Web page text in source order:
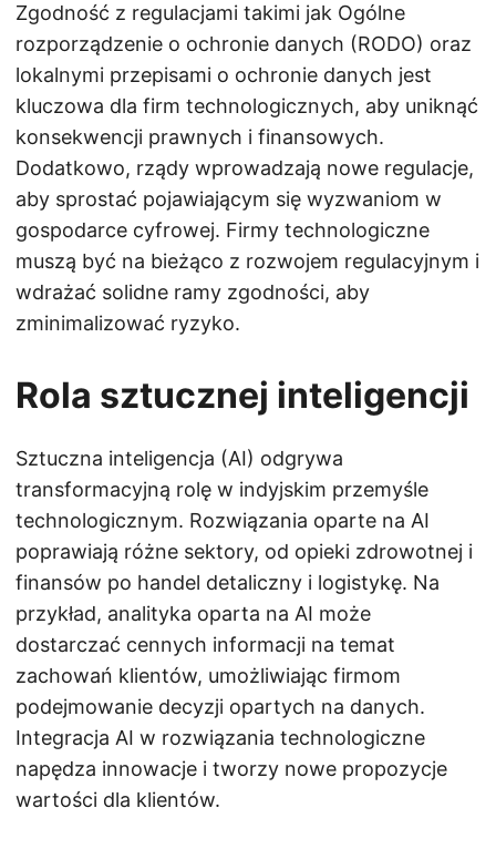
Zgodność z regulacjami takimi jak Ogólne
rozporządzenie o ochronie danych (RODO) oraz
lokalnymi przepisami o ochronie danych jest
kluczowa dla firm technologicznych, aby uniknąć
konsekwencji prawnych i finansowych.
Dodatkowo, rządy wprowadzają nowe regulacje,
aby sprostać pojawiającym się wyzwaniom w
gospodarce cyfrowej. Firmy technologiczne
muszą być na bieżąco z rozwojem regulacyjnym i
wdrażać solidne ramy zgodności, aby
zminimalizować ryzyko.
Rola sztucznej inteligencji
Sztuczna inteligencja (AI) odgrywa
transformacyjną rolę w indyjskim przemyśle
technologicznym. Rozwiązania oparte na AI
poprawiają różne sektory, od opieki zdrowotnej i
finansów po handel detaliczny i logistykę. Na
przykład, analityka oparta na AI może
dostarczać cennych informacji na temat
zachowań klientów, umożliwiając firmom
podejmowanie decyzji opartych na danych.
Integracja AI w rozwiązania technologiczne
napędza innowacje i tworzy nowe propozycje
wartości dla klientów.